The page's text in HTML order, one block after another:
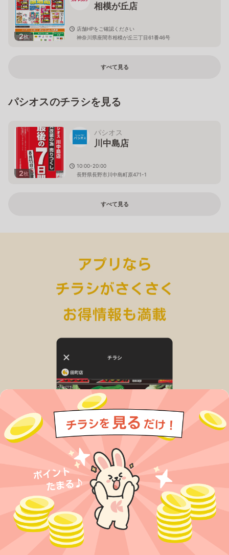
2枚
相模が丘店
店舗HPをご確認ください
神奈川県座間市相模が丘三丁目61番46号
すべて見る
パシオスのチラシを見る
2枚
パシオス
川中島店
10:00-20:00
長野県長野市川中島町原471-1
すべて見る